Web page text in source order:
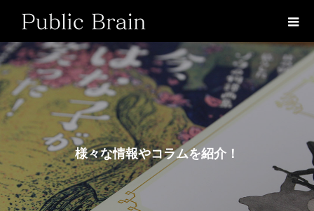
様々な情報やコラムを紹介 ！